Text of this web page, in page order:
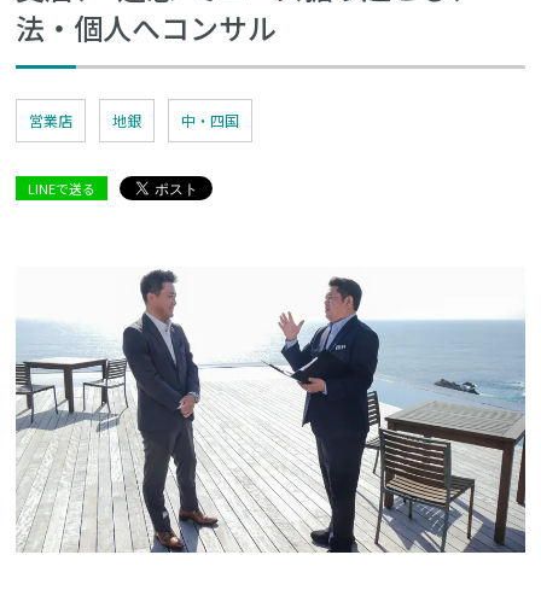
法・個人へコンサル
営業店 地銀 中・四国
LINEで送る